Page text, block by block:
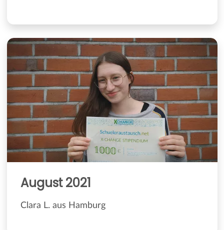
August 2021
Clara L. aus Hamburg